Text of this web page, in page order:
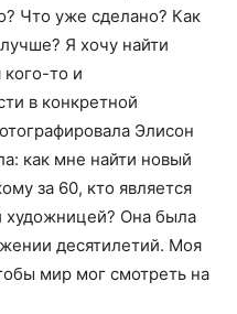
Что уже сделано? Как
Я хочу найти
кого-то и
в конкретной
Элисон
как мне найти новый
за 60, кто является
художницей? Она была
десятилетий. Моя
мир мог смотреть на